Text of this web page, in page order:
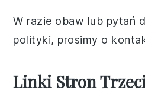
W razie obaw lub pytań
polityki, prosimy o
Linki Stron